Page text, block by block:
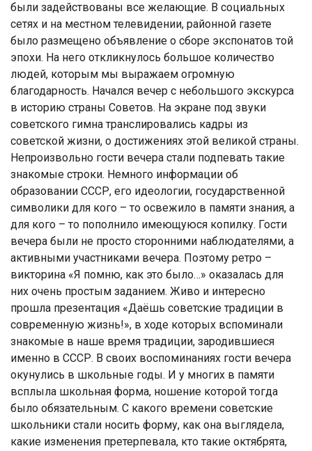
были задействованы все желающие. В социальных
сетях и на местном телевидении, районной газете
было размещено объявление о сборе экспонатов той
эпохи. На него откликнулось большое количество
людей, которым мы выражаем огромную
благодарность. Начался вечер с небольшого экскурса
в историю страны Советов. На экране под звуки
советского гимна транслировались кадры из
советской жизни, о достижениях этой великой страны.
Непроизвольно гости вечера стали подпевать такие
знакомые строки. Немного информации об
образовании СССР, его идеологии, государственной
символики для кого – то освежило в памяти знания, а
для кого – то пополнило имеющуюся копилку. Гости
вечера были не просто сторонними наблюдателями, а
активными участниками вечера. Поэтому ретро –
викторина «Я помню, как это было…» оказалась для
них очень простым заданием. Живо и интересно
прошла презентация «Даёшь советские традиции в
современную жизнь!», в ходе которых вспоминали
знакомые в наше время традиции, зародившиеся
именно в СССР. В своих воспоминаниях гости вечера
окунулись в школьные годы. И у многих в памяти
всплыла школьная форма, ношение которой тогда
было обязательным. С какого времени советские
школьники стали носить форму, как она выглядела,
какие изменения претерпевала, кто такие октябрята,